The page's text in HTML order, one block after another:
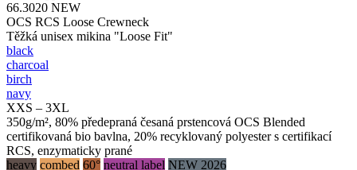
66.3020 NEW
OCS RCS Loose Crewneck
Těžká unisex mikina "Loose Fit"
black
charcoal
birch
navy
XXS – 3XL
350g/m², 80% předepraná česaná prstencová OCS Blended
certifikovaná bio bavlna, 20% recyklovaný polyester s certifikací
RCS, enzymaticky prané
heavy combed 60° neutral label NEW 2026